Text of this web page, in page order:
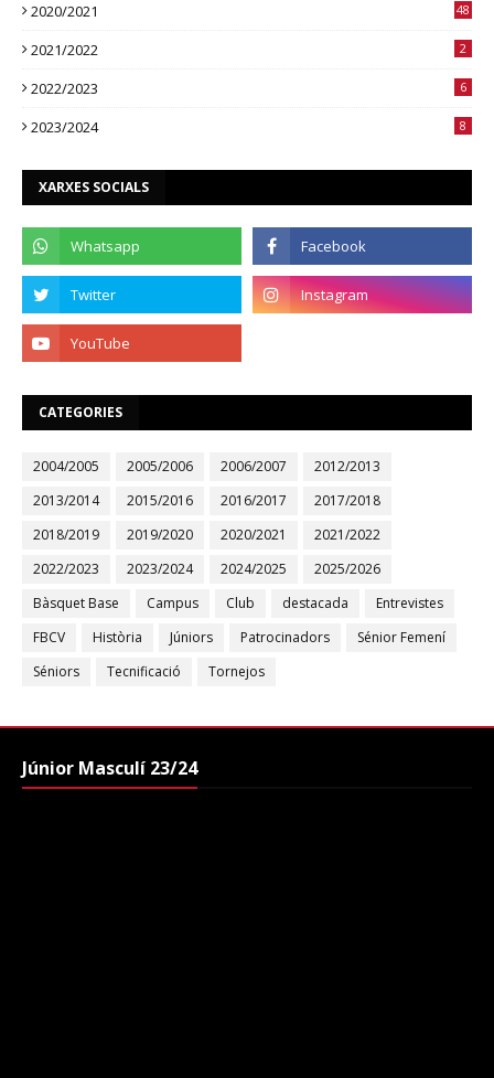
2020/2021 48
2021/2022 2
2022/2023 6
2023/2024 8
XARXES SOCIALS
CATEGORIES
2004/2005 2005/2006 2006/2007
2012/2013
2013/2014
2015/2016 2016/2017
2017/2018
2018/2019
2019/2020 2020/2021
2021/2022
2022/2023
2023/2024 2024/2025
2025/2026
Bàsquet Base
Campus Club destacada
Entrevistes
FBCV
Història Júniors Patrocinadors
Sénior Femení
Séniors
Tecnificació Tornejos
Júnior Masculí 23/24